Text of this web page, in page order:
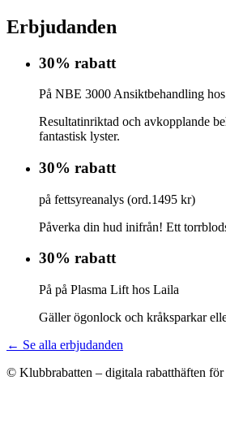
Erbjudanden
30% rabatt
På NBE 3000 Ansiktbehandling
Resultatinriktad och avkopplande
fantastisk lyster.
30% rabatt
på fettsyreanalys (ord.1495 kr)
Påverka din hud inifrån! Ett
30% rabatt
På på Plasma Lift hos Laila
Gäller ögonlock och kråksparkar
← Se alla erbjudanden
© Klubbrabatten – digitala rabatthäften för